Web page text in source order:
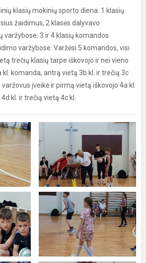
klasių mokinių sporto diena. 1 klasių
žaidimus, 2 klasės dalyvavo
varžybose. 3 ir 4 klasių komandos
varžybose. Varžėsi 5 komandos, visi
trečių klasių tarpe iškovojo ir nei vieno
kl. komanda, antrą vietą 3b kl. ir trečią 3c
įveikė ir pirmą vietą iškovojo 4a kl.
kl. ir trečią vietą 4c kl.